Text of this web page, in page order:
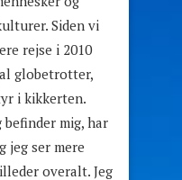
Siden vi
rejse i 2010
globetrotter,
i kikkerten.
mig, har
jeg ser mere
overalt. Jeg